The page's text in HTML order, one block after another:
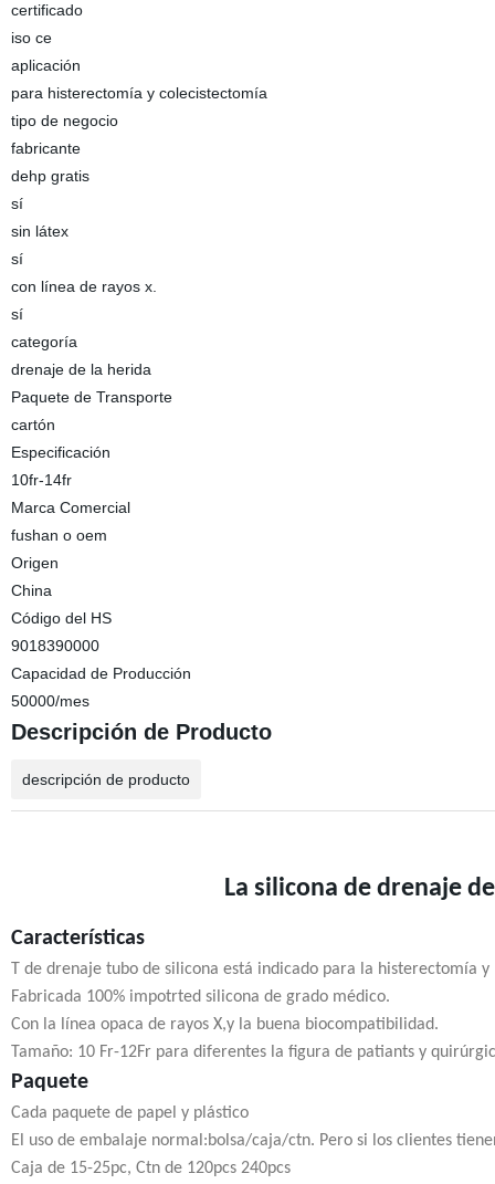
certificado
iso ce
aplicación
para histerectomía y colecistectomía
tipo de negocio
fabricante
dehp gratis
sí
sin látex
sí
con línea de rayos x.
sí
categoría
drenaje de la herida
Paquete de Transporte
cartón
Especificación
10fr-14fr
Marca Comercial
fushan o oem
Origen
China
Código del HS
9018390000
Capacidad de Producción
50000/mes
Descripción de Producto
descripción de producto
La silicona de drenaje
Características
T de drenaje tubo de silicona está indicado para la histerectomía
Fabricada 100% impotrted silicona de grado médico.
Con la línea opaca de rayos X,y la buena biocompatibilidad.
Tamaño: 10 Fr-12Fr para diferentes la figura de patiants y
Paquete
Cada paquete de papel y plástico
El uso de embalaje normal:bolsa/caja/ctn. Pero si los clientes
Caja de 15-25pc, Ctn de 120pcs 240pcs